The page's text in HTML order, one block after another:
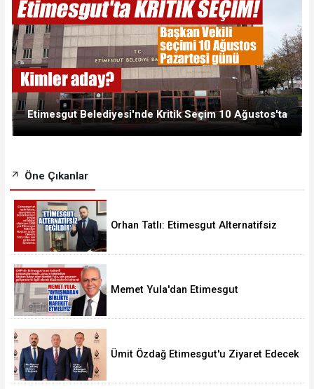
Etimesgut Belediyesi'nde Kritik Seçim 10 Ağustos'ta
Öne Çıkanlar
Orhan Tatlı: Etimesgut Alternatifsiz
Memet Yula'dan Etimesgut
Ümit Özdağ Etimesgut'u Ziyaret Edecek